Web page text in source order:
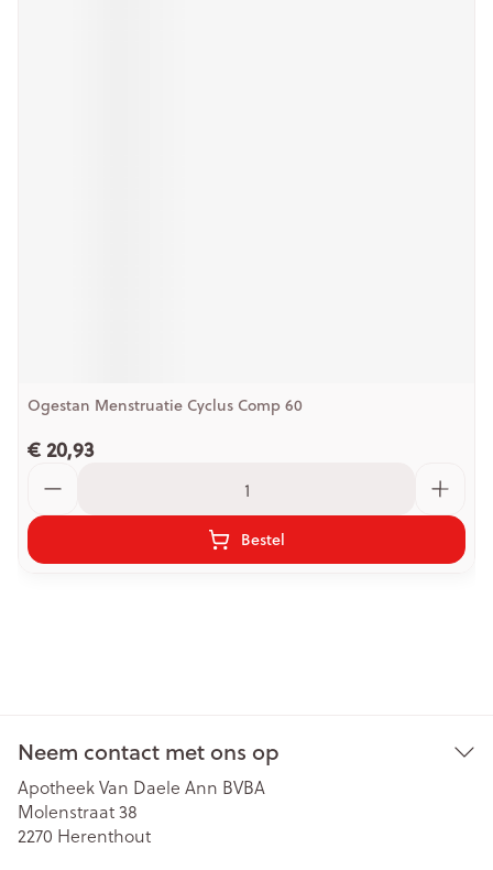
Ogestan Menstruatie Cyclus Comp 60
€ 20,93
Bestel
Neem contact met ons op
Apotheek Van Daele Ann BVBA
Molenstraat 38
2270 Herenthout